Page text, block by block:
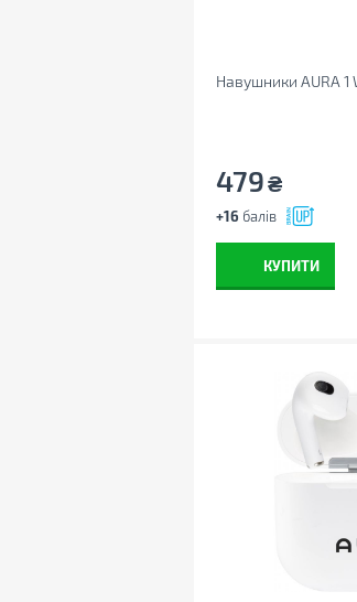
Навушники AURA 1
479₴
+16 балів
КУПИТИ